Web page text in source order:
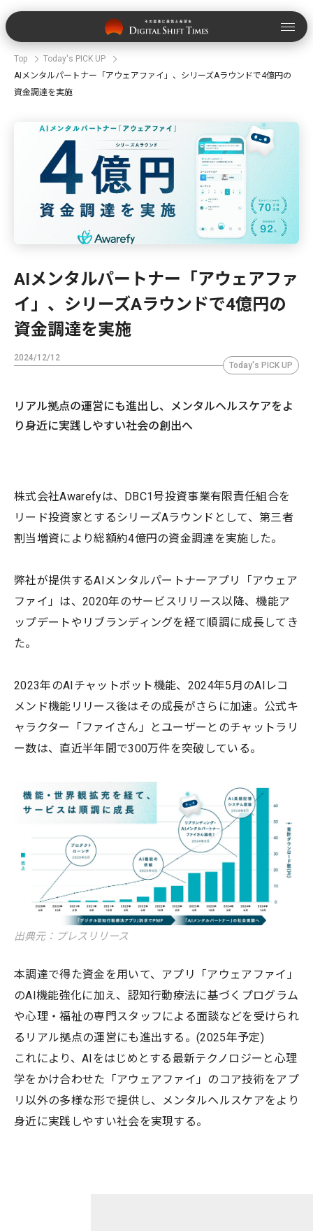
Top
Today's PICK UP
AIメンタルパートナー「アウェアファイ」、シリーズAラウンドで4億円の
資金調達を実施
AIメンタルパートナー「アウェアファ
イ」、シリーズAラウンドで4億円の
資金調達を実施
2024/12/12
Today's PICK UP
リアル拠点の運営にも進出し、メンタルヘルスケアをよ
り身近に実践しやすい社会の創出へ
株式会社Awarefyは、DBC1号投資事業有限責任組合を
リード投資家とするシリーズAラウンドとして、第三者
割当増資により総額約4億円の資金調達を実施した。
弊社が提供するAIメンタルパートナーアプリ「アウェア
ファイ」は、2020年のサービスリリース以降、機能ア
ップデートやリブランディングを経て順調に成長してき
た。
2023年のAIチャットボット機能、2024年5月のAIレコ
メンド機能リリース後はその成長がさらに加速。公式キ
ャラクター「ファイさん」とユーザーとのチャットラリ
ー数は、直近半年間で300万件を突破している。
出典元：プレスリリース
本調達で得た資金を用いて、アプリ「アウェアファイ」
のAI機能強化に加え、認知行動療法に基づくプログラム
や心理・福祉の専門スタッフによる面談などを受けられ
るリアル拠点の運営にも進出する。(2025年予定)
これにより、AIをはじめとする最新テクノロジーと心理
学をかけ合わせた「アウェアファイ」のコア技術をアプ
リ以外の多様な形で提供し、メンタルヘルスケアをより
身近に実践しやすい社会を実現する。